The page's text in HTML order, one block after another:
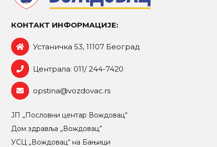
КОНТАКТ ИНФОРМАЦИЈЕ:
Устаничка 53, 11107 Београд
Централа: 011/ 244-7420
opstina@vozdovac.rs
ЈП „Пословни центар Вождовац“
Дом здравља „Вождовац”
УСЦ „Вождовац“ на Бањици